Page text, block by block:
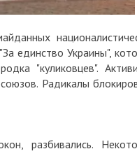
националистических
Украины", который
"куликовцев". Активисты
Радикалы блокировали
Некоторых